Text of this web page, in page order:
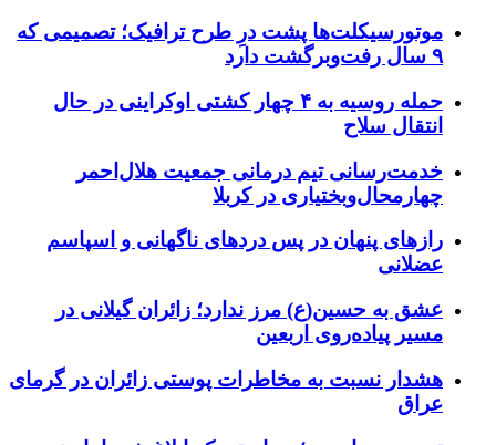
موتورسیکلت‌ها پشت درِ طرح ترافیک؛ تصمیمی که
۹ سال رفت‌وبرگشت دارد
حمله روسیه به ۴ چهار کشتی اوکراینی در حال
انتقال سلاح
خدمت‌رسانی تیم درمانی جمعیت هلال‌احمر
چهارمحال‌وبختیاری در کربلا
رازهای پنهان در پس دردهای ناگهانی و اسپاسم
عضلانی
عشق به حسین(ع) مرز ندارد؛ زائران گیلانی در
مسیر پیاده‌روی اربعین
هشدار نسبت به مخاطرات پوستی زائران در گرمای
عراق